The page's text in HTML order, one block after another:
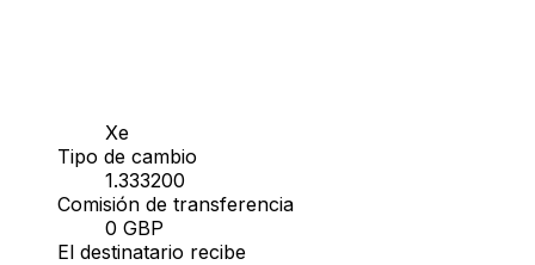
Xe
Tipo de cambio
1.333200
Comisión de transferencia
0 GBP
El destinatario recibe